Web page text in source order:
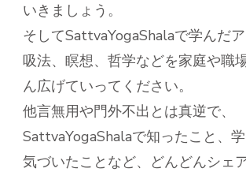
いきましょう。
そしてSattvaYogaShalaで学んだ
吸法、瞑想、哲学などを家庭や職
ん広げていってください。
他言無用や門外不出とは真逆で、
SattvaYogaShalaで知ったこと、学
気づいたことなど、どんどんシェ